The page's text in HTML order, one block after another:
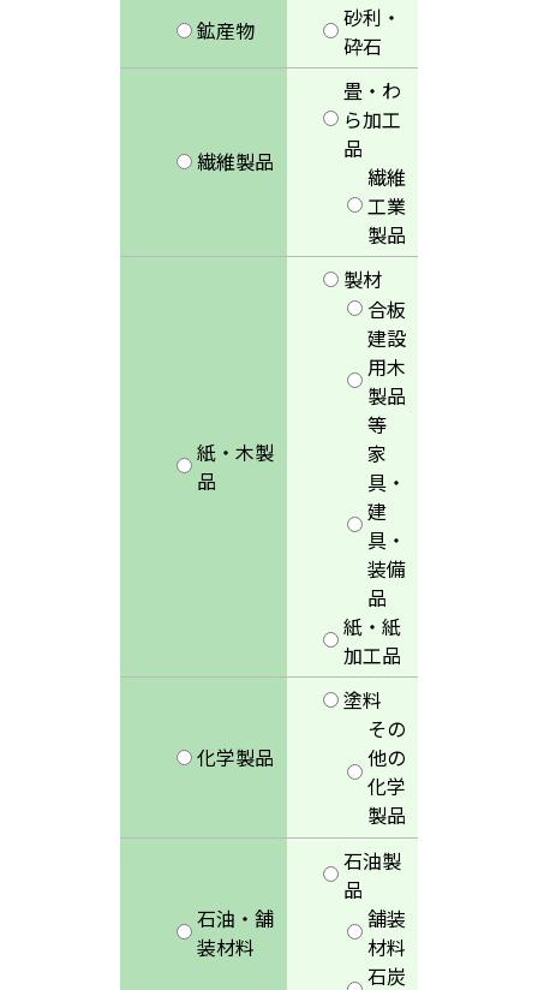
鉱産物
砂利・
砕石
繊維製品
畳・わ
ら加工
品
繊維
工業
製品
紙・木製
品
製材
合板
建設
用木
製品
等
家
具・
建
具・
装備
品
紙・紙
加工品
化学製品
塗料
その
他の
化学
製品
石油・舗
装材料
石油製
品
舗装
材料
石炭